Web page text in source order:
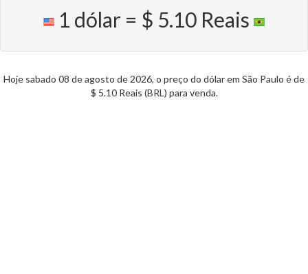
1 dólar = $ 5.10 Reais
Hoje sabado 08 de agosto de 2026, o preço do dólar em São Paulo é de
$ 5.10 Reais (BRL) para venda.